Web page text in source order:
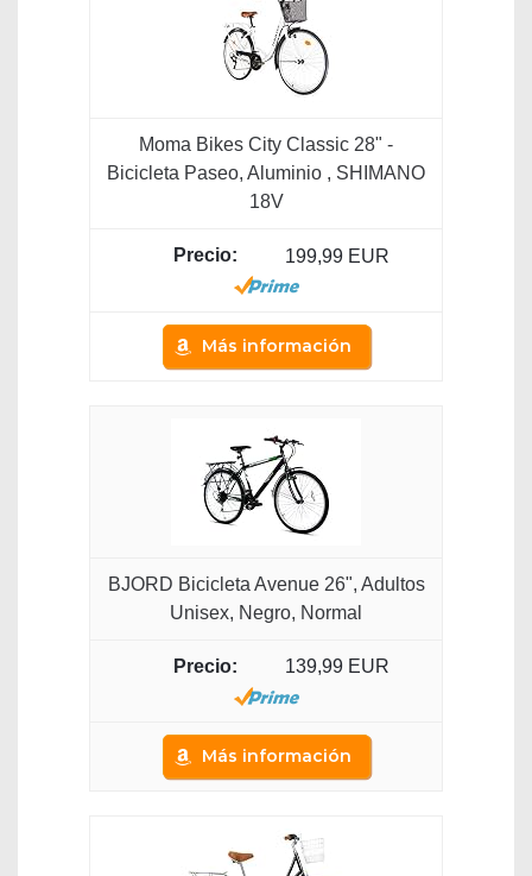
Moma Bikes City Classic 28" -
Bicicleta Paseo, Aluminio , SHIMANO
18V
199,99 EUR
Más información
BJORD Bicicleta Avenue 26", Adultos
Unisex, Negro, Normal
139,99 EUR
Más información